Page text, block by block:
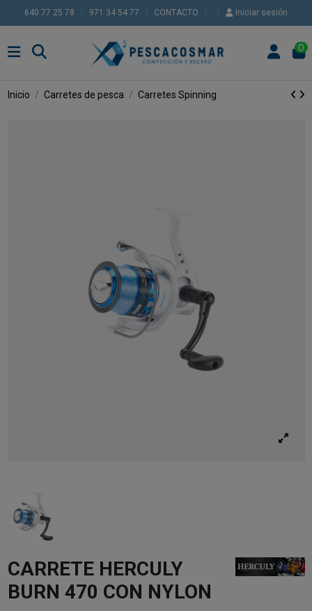
640 77 25 78 971 34 54 77 CONTACTO Iniciar sesión
0
Inicio Carretes de pesca Carretes Spinning
CARRETE HERCULY
BURN 470 CON NYLON